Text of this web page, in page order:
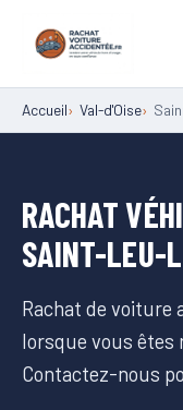
Accueil Val-d'Oise
RACHAT
SAINT-LEU-
Rachat de voiture
lorsque vous êtes
Contactez-nous